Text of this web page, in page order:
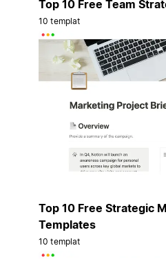
Top 10 Free Team
10 templat
Top 10 Free Strategic
Templates
10 templat